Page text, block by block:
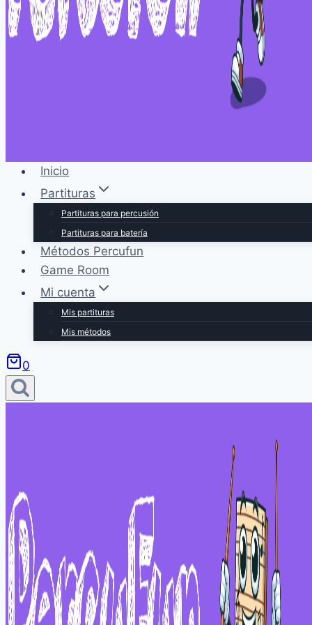
Inicio
Partituras
Partituras para percusión
Partituras para batería
Métodos Percufun
Game Room
Mi cuenta
Mis partituras
Mis métodos
0